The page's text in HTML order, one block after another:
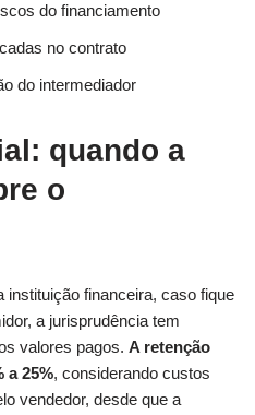
do financiamento
no contrato
do intermediador
quando a
o
instituição financeira, caso fique
a jurisprudência tem
valores pagos. A retenção
a 25%, considerando custos
vendedor, desde que a